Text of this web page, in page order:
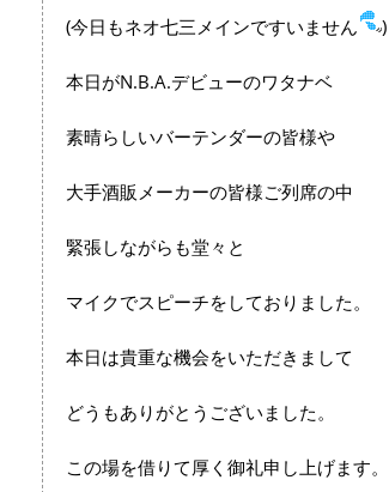
(今日もネオ七三メインですいません )
本日がN.B.A.デビューのワタナベ
素晴らしいバーテンダーの皆様や
大手酒販メーカーの皆様ご列席の中
緊張しながらも堂々と
マイクでスピーチをしておりました。
本日は貴重な機会をいただきまして
どうもありがとうございました。
この場を借りて厚く御礼申し上げます。